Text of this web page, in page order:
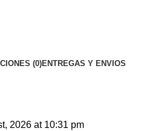
(0)ENTREGAS Y ENVIOS
2026 at 10:31 pm